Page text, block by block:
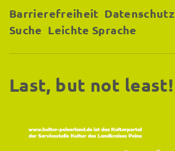
Barrierefreiheit Datenschutz
Suche Leichte Sprache
Last, but not least!